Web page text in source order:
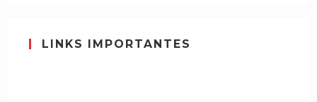
LINKS IMPORTANTES